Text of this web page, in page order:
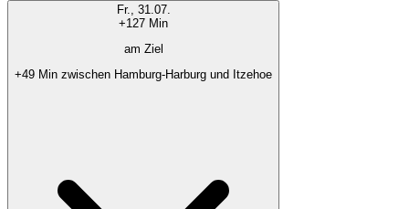
Fr., 31.07.
+127 Min
am Ziel
+49 Min zwischen Hamburg-Harburg und Itzehoe